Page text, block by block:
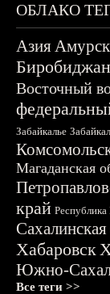
ОБЛАКО
Азия
Биробиджан
Восточный
Забайкалье
Магаданская
край Республика
Сахалинская
Хабаровск
Южно-
Все теги >>